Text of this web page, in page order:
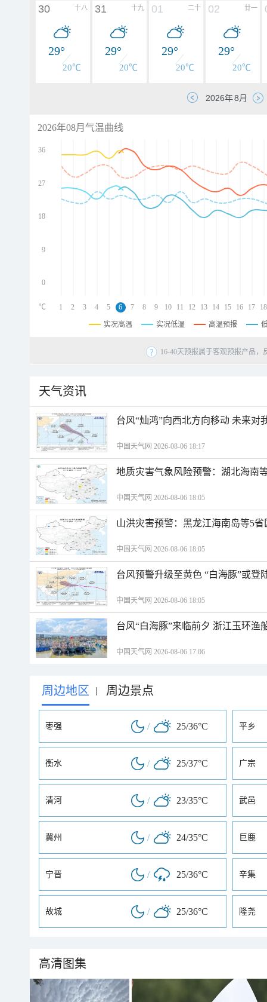
十八
30
29°
20℃
十九
31
29°
20℃
二十
01
29°
20℃
廿一
02
29°
20℃
2026年08月气温曲线
36
27
18
9
0
1 2 3 4 5 6 7 8 9 10 11 12 13 14 15 16 17 18
℃
实况高温 实况低温 高温预报
16-40天预报属于客观预报产品
天气资讯
台风“灿鸿”向西北方向移动 未来对
中国天气网 2026-08-06 18:17
地质灾害气象风险预警：湖北海南
中国天气网 2026-08-06 18:05
山洪灾害预警：黑龙江海南岛等5
中国天气网 2026-08-06 18:05
台风预警升级至黄色 “白海豚”或登
中国天气网 2026-08-06 18:05
台风“白海豚”来临前夕 浙江玉环渔
中国天气网 2026-08-06 17:06
周边地区 | 周边景点
枣强 / 25/36°C 平乡
衡水 / 25/37°C 广宗
清河 / 23/35°C 武邑
冀州 / 24/35°C 巨鹿
宁晋 / 25/36°C 辛集
故城 / 25/36°C 隆尧
高清图集